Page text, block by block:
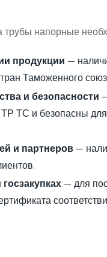
трубы напорные
продукции —
Таможенного
и безопасности
ТС и безопасны
и партнеров—
— для